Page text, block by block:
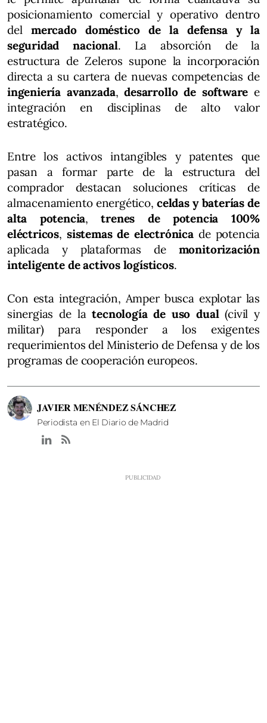
posicionamiento comercial y operativo dentro
del mercado doméstico de la defensa y la
seguridad nacional. La absorción de la
estructura de Zeleros supone la incorporación
directa a su cartera de nuevas competencias de
ingeniería avanzada,desarrollo de software e
integración en disciplinas de alto valor
estratégico.
Entre los activos intangibles y patentes que
pasan a formar parte de la estructura del
comprador destacan soluciones críticas de
almacenamiento energético,celdas y baterías de
alta potencia, trenes de potencia 100%
eléctricos, sistemas de electrónicade potencia
aplicada y plataformas de monitorización
inteligente de activos logísticos.
Con esta integración, Amper busca explotar las
sinergias de latecnología de uso dual(civil y
militar) para responder a los exigentes
requerimientos del Ministerio de Defensa y de los
programas de cooperación europeos.
JAVIER MENÉNDEZ SÁNCHEZ
Periodista en El Diario de Madrid